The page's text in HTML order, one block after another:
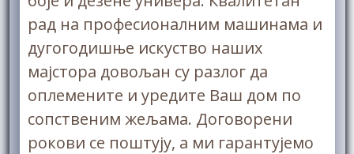
рад на професионалним машинама и
дугогодишње искуство наших
мајстора довољан су разлог да
оплемените и урeдите Ваш дом по
сопственим жељама. Договорени
рокови се поштују, а ми гарантујемо